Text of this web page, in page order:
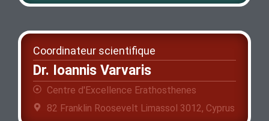
Coordinateur scientifique
Dr. Ioannis Varvaris
Centre d'Excellence Erathosthenes
82 Franklin Roosevelt Limassol 3012, Cyprus